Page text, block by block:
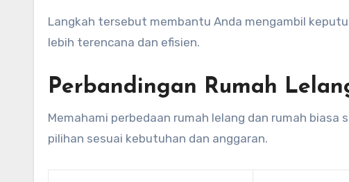
Langkah tersebut membantu Anda mengambil
lebih terencana dan efisien.
Perbandingan Rumah
Memahami perbedaan rumah lelang dan rumah
pilihan sesuai kebutuhan dan anggaran.